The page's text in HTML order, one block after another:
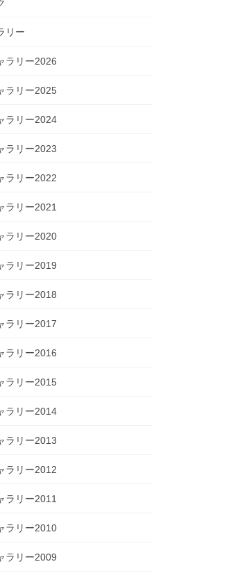
リー
ラリー2026
ラリー2025
ラリー2024
ラリー2023
ラリー2022
ラリー2021
ラリー2020
ラリー2019
ラリー2018
ラリー2017
ラリー2016
ラリー2015
ラリー2014
ラリー2013
ラリー2012
ラリー2011
ラリー2010
ラリー2009